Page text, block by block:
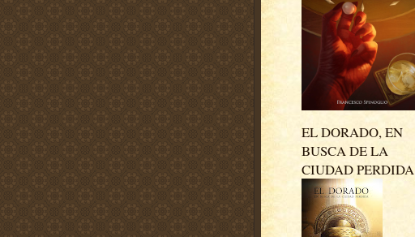
EL DORADO, EN
BUSCA DE LA
CIUDAD PERDIDA